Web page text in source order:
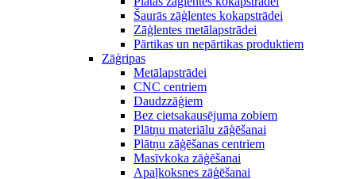
Šaurās zāģlentes kokapstrādei
Zāģlentes metālapstrādei
Pārtikas un nepārtikas produktiem
Zāģripas
Metālapstrādei
CNC centriem
Daudzzāģiem
Bez cietsakausējuma zobiem
Plātņu materiālu zāģēšanai
Plātņu zāģēšanas centriem
Masīvkoka zāģēšanai
Apaļkoksnes zāģēšanai